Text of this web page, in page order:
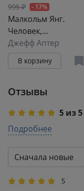
995 ₽ - 17%
Малкольм Янг.
Человек,
подаривший миру
AC/DC
Джефф Аптер
В корзину
Отзывы
5 из 5
5
2
1
Подробнее
Сначала новые
5